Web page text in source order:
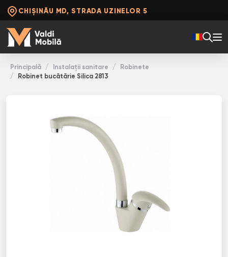
CHIȘINĂU MD, STRADA UZINELOR 5
Principală Instalații sanitare
Robinete
Robinet bucătărie Silica 2813